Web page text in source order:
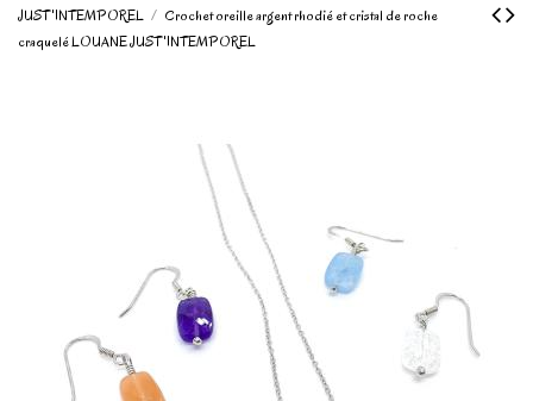
JUST'INTEMPOREL
Crochet oreille argent rhodié et cristal de roche
craquelé LOUANE JUST'INTEMPOREL